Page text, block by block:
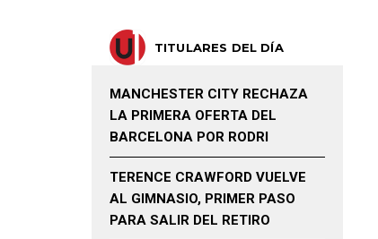
TITULARES DEL DÍA
MANCHESTER CITY RECHAZA
LA PRIMERA OFERTA DEL
BARCELONA POR RODRI
TERENCE CRAWFORD VUELVE
AL GIMNASIO, PRIMER PASO
PARA SALIR DEL RETIRO